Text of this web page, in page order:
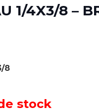
1/4X3/8 –
8
stock